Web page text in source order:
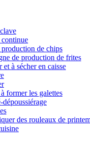
de chips
de production de frites
à sécher en caisse
former les galettes
des rouleaux de